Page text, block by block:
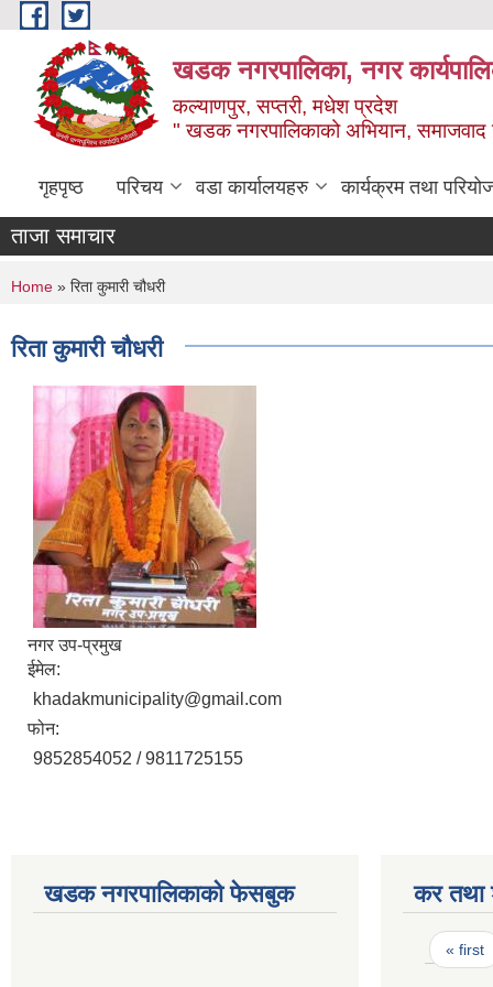
Skip to main content
खडक नगरपालिका, नगर
कल्याणपुर, सप्तरी, मधेश प्रदेश
" खडक नगरपालिकाको अभियान, समाजवाद
गृहपृष्ठ परिचय वडा कार्यालयहरु कार्यक्रम तथा
ताजा समाचार
You are here
Home » रिता कुमारी चौधरी
रिता कुमारी चौधरी
नगर उप-प्रमुख
ईमेल:
khadakmunicipality@gmail.com
फोन:
9852854052 / 9811725155
खडक नगरपालिकाको फेसबुक कर
Pages
« first